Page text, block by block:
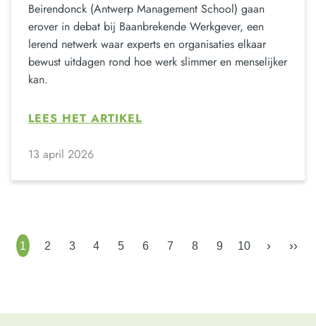
Beirendonck (Antwerp Management School) gaan
erover in debat bij Baanbrekende Werkgever, een
lerend netwerk waar experts en organisaties elkaar
bewust uitdagen rond hoe werk slimmer en menselijker
kan.
LEES HET ARTIKEL
13 april 2026
1 2 3 4 5 6 7 8 9 10 › ››